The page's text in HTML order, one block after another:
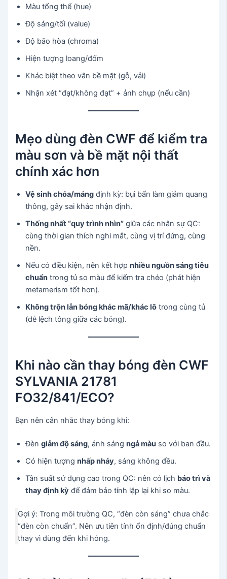
Màu tổng thể (hue)
Độ sáng/tối (value)
Độ bão hòa (chroma)
Hiện tượng loang/đốm
Khác biệt theo vân bề mặt (gỗ, vải)
Nhận xét “đạt/không đạt” + ảnh chụp (nếu cần)
Mẹo dùng đèn CWF để kiểm tra
màu sơn và bề mặt nội thất
chính xác hơn
Vệ sinh chóa/máng định kỳ: bụi bẩn làm giảm quang
thông, gây sai khác nhận định.
Thống nhất “quy trình nhìn” giữa các nhân sự QC:
cùng thời gian thích nghi mắt, cùng vị trí đứng, cùng
nền.
Nếu có điều kiện, nên kết hợpnhiều nguồn sáng tiêu
chuẩn trong tủ so màu để kiểm tra chéo (phát hiện
metamerism tốt hơn).
Không trộn lẫn bóng khác mã/khác lô trong cùng tủ
(dễ lệch tông giữa các bóng).
Khi nào cần thay bóng đèn CWF
SYLVANIA 21781
FO32/841/ECO?
Bạn nên cân nhắc thay bóng khi:
Đèngiảm độ sáng, ánh sángngả màu so với ban đầu.
Có hiện tượngnhấp nháy, sáng không đều.
Tần suất sử dụng cao trong QC: nên có lịch bảo trì và
thay định kỳ để đảm bảo tính lặp lại khi so màu.
Gợi ý: Trong môi trường QC, “đèn còn sáng” chưa chắc
“đèn còn chuẩn”. Nên ưu tiên tính ổn định/đúng chuẩn
thay vì dùng đến khi hỏng.